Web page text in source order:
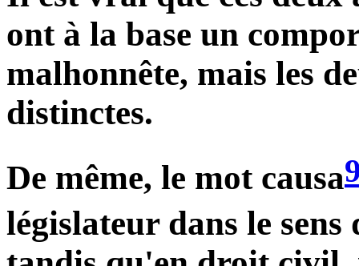
ont à la base un
malhonnête, mais les
distinctes.
De même, le mot causa
législateur dans le